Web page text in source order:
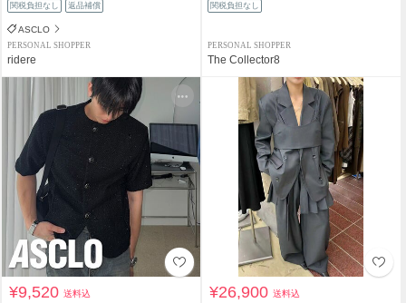
関税負担なし 返品補償
ASCLO
PERSONAL SHOPPER
ridere
関税負担なし
PERSONAL SHOPPER
The Collector8
¥9,520送料込 ¥26,900送料込